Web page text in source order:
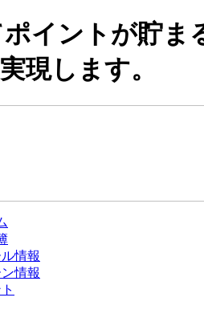
イントが貯ま
現します。
情報
情報